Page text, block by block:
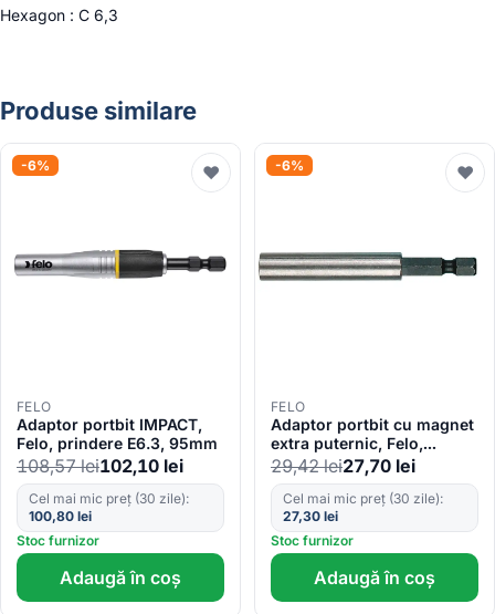
Hexagon : C 6,3
Produse similare
-6% ♥
FELO
Adaptor portbit IMPACT,
Felo, prindere E6.3, 95mm
108,57lei102,10 lei
Cel mai mic preț (30 zile):
100,80 lei
Stoc furnizor
Adaugă în coș
-6% ♥
FELO
Adaptor portbit cu magnet
extra puternic, Felo,
prindere E6.3, 50mm
29,42lei27,70 lei
Cel mai mic preț (30 zile):
27,30 lei
Stoc furnizor
Adaugă în coș